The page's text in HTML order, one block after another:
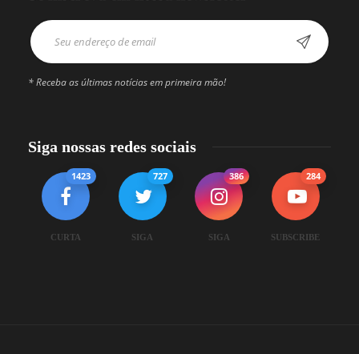
* Receba as últimas notícias em primeira mão!
Siga nossas redes sociais
1423
CURTA
727
SIGA
386
SIGA
284
SUBSCRIBE